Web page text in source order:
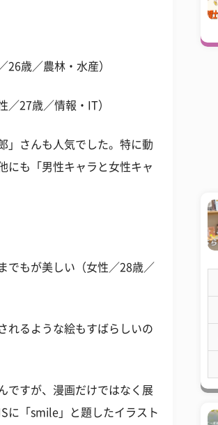
26歳／農林・水産）
／27歳／情報・IT）
」さんも人気でした。特に動
にも「男性キャラと女性キャ
でもが美しい（女性／28歳／
れるような絵もすばらしいの
ですが、漫画だけではなく展
に「smile」と題したイラスト